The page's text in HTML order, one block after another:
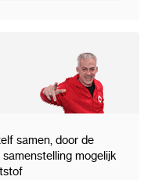
samen, door de
mogelijk